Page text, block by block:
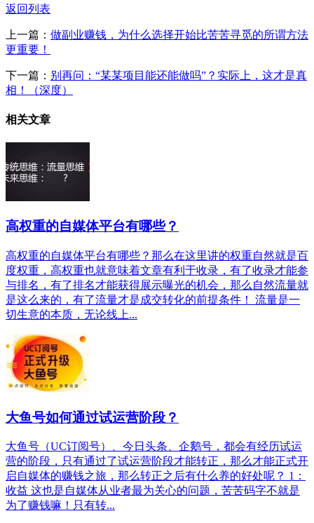
返回列表
上一篇： 做副业赚钱，为什么选择开始比苦苦寻觅的所谓方法
更重要！
下一篇： 别再问：“某某项目能还能做吗”？实际上，这才是真
相！（深度）
相关文章
高权重的自媒体平台有哪些？
高权重的自媒体平台有哪些？那么在这里讲的权重自然就是百
度权重，高权重也就意味着文章有利于收录，有了收录才能参
与排名，有了排名才能获得展示曝光的机会，那么自然流量就
是这么来的，有了流量才是成交转化的前提条件！ 流量是一
切生意的本质，无论线上...
大鱼号如何通过试运营阶段？
大鱼号（UC订阅号）、今日头条、企鹅号，都会有经历试运
营的阶段，只有通过了试运营阶段才能转正，那么才能正式开
启自媒体的赚钱之旅，那么转正之后有什么养的好处呢？ 1：
收益 这也是自媒体从业者最为关心的问题，苦苦码字不就是
为了赚钱嘛！只有转...